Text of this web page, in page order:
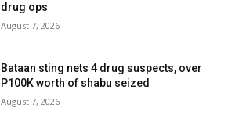
drug ops
August 7, 2026
Bataan sting nets 4 drug suspects, over
P100K worth of shabu seized
August 7, 2026